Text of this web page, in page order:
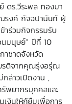
ดร.วีระพล ทองมา
รงค์ กัจฉปานันท์ ผู้
าร่วมกิจกรรมรับ
นมนุษย์” ปีที่ 10
าชาดจังหวัด
ยรติจากคุณรุ่งอรุ่ณ
กล่าวเปิดงาน ,
พยากรบุคคลและ
งินให้กู้ยืมเพื่อการ